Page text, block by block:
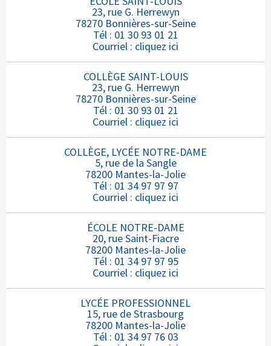
23, rue G. Herrewyn
78270 Bonnières-sur-Seine
Tél : 01 30 93 01 21
Courriel : cliquez ici
COLLÈGE SAINT-LOUIS
23, rue G. Herrewyn
78270 Bonnières-sur-Seine
Tél : 01 30 93 01 21
Courriel : cliquez ici
COLLÈGE, LYCÉE NOTRE-DAME
5, rue de la Sangle
78200 Mantes-la-Jolie
Tél : 01 34 97 97 97
Courriel : cliquez ici
ÉCOLE NOTRE-DAME
20, rue Saint-Fiacre
78200 Mantes-la-Jolie
Tél : 01 34 97 97 95
Courriel : cliquez ici
LYCÉE PROFESSIONNEL
15, rue de Strasbourg
78200 Mantes-la-Jolie
Tél : 01 34 97 76 03